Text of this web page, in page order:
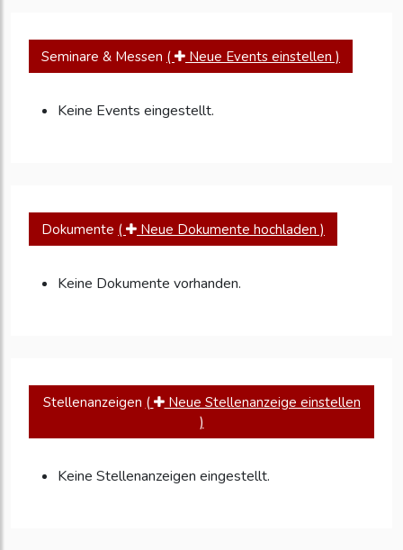
Seminare & Messen ( Neue Events einstellen )
Keine Events eingestellt.
Dokumente ( Neue Dokumente hochladen )
Keine Dokumente vorhanden.
Stellenanzeigen (
Neue Stellenanzeige einstellen
)
Keine Stellenanzeigen eingestellt.